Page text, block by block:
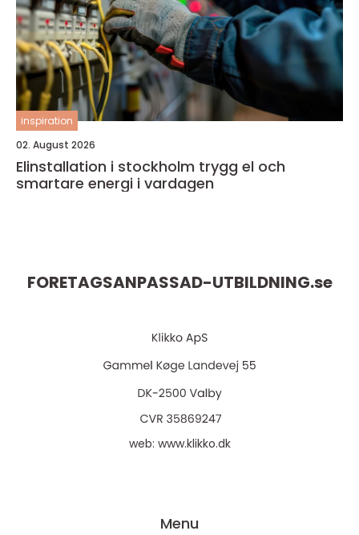
inspiration
02. August 2026
Elinstallation i stockholm trygg el och
smartare energi i vardagen
FORETAGSANPASSAD-UTBILDNING.se
web: www.klikko.dk
Menu